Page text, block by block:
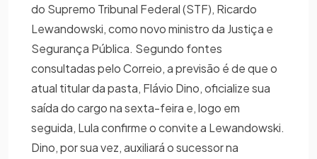
do Supremo Tribunal Federal (STF), Ricardo
Lewandowski, como novo ministro da Justiça e
Segurança Pública. Segundo fontes
consultadas pelo Correio, a previsão é de que o
atual titular da pasta, Flávio Dino, oficialize sua
saída do cargo na sexta-feira e, logo em
seguida, Lula confirme o convite a Lewandowski.
Dino, por sua vez, auxiliará o sucessor na